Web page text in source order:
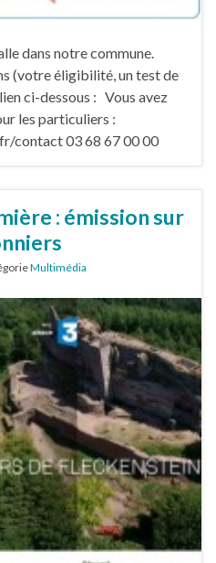
dans notre commune.
(votre éligibilité, un test de
ci-dessous : Vous avez
les particuliers :
contact 03 68 67 00 00
: émission sur
Multimédia